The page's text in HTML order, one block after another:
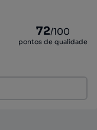
72/100
pontos de qualidade